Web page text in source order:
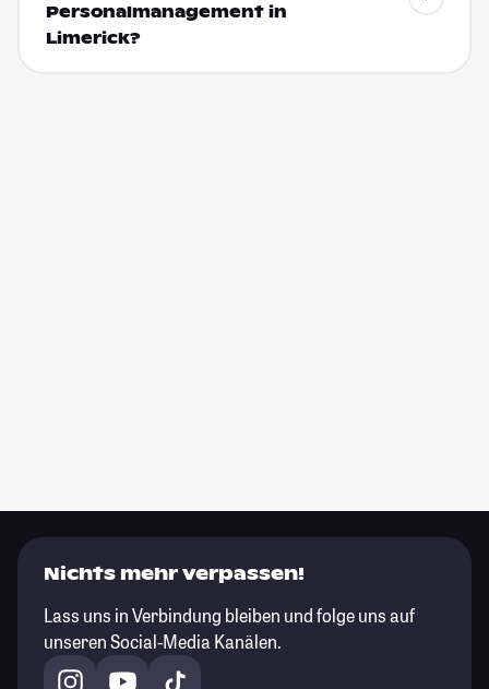
Personalmanagement in
Limerick?
Nichts mehr verpassen!
Lass uns in Verbindung bleiben und folge uns auf
unseren Social-Media Kanälen.